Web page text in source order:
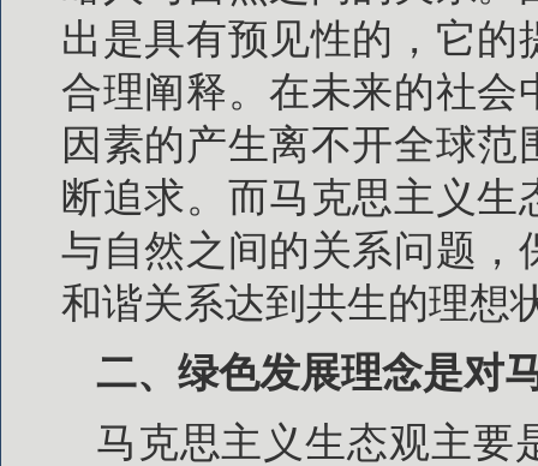
出是具有预见性的，它
合理阐释。在未来的社会
因素的产生离不开全球
断追求。而马克思主义
与自然之间的关系问题，
和谐关系达到共生的理想
二、绿色发展理念是对
马克思主义生态观主要